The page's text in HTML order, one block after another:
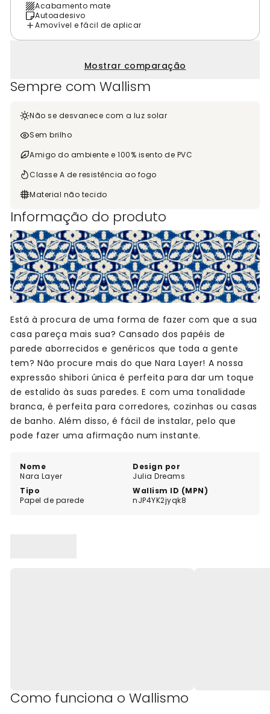
Acabamento mate
Autoadesivo
Amovível e fácil de aplicar
Mostrar comparação
Sempre com Wallism
Não se desvanece com a luz solar
Sem brilho
Amigo do ambiente e 100% isento de PVC
Classe A de resistência ao fogo
Material não tecido
Informação do produto
Nome
Nara Layer
Design por
Julia Dreams
Tipo
Papel de parede
Wallism ID (MPN)
nJP4YK2jyqk8
Está à procura de uma forma de fazer com que a sua
casa pareça mais sua? Cansado dos papéis de
parede aborrecidos e genéricos que toda a gente
tem? Não procure mais do que Nara Layer! A nossa
expressão shibori única é perfeita para dar um toque
de estalido às suas paredes. E com uma tonalidade
branca, é perfeita para corredores, cozinhas ou casas
de banho. Além disso, é fácil de instalar, pelo que
pode fazer uma afirmação num instante.
Como funciona o Wallismo